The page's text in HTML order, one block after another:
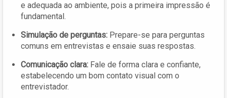
e adequada ao ambiente, pois a primeira impressão é
fundamental.
Simulação de perguntas: Prepare-se para perguntas
comuns em entrevistas e ensaie suas respostas.
Comunicação clara: Fale de forma clara e confiante,
estabelecendo um bom contato visual com o
entrevistador.